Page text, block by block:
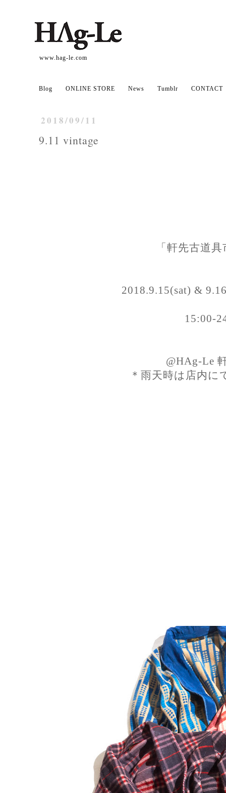
www.hag-le.com
Blog ONLINE STORE News Tumblr CONTACT
2018/09/11
9.11 vintage
「軒先古道
2018.9.15(sat) &
15:00-
@HAg-Le
＊雨天時は店内に